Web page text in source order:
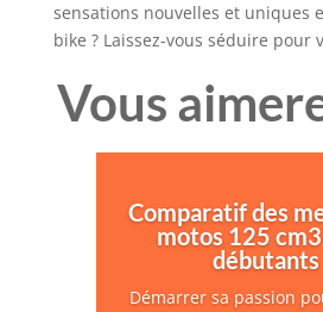
sensations nouvelles et uniques
bike ? Laissez-vous séduire pour
Vous
Comparatif des
motos 125
débutants
Démarrer sa passion